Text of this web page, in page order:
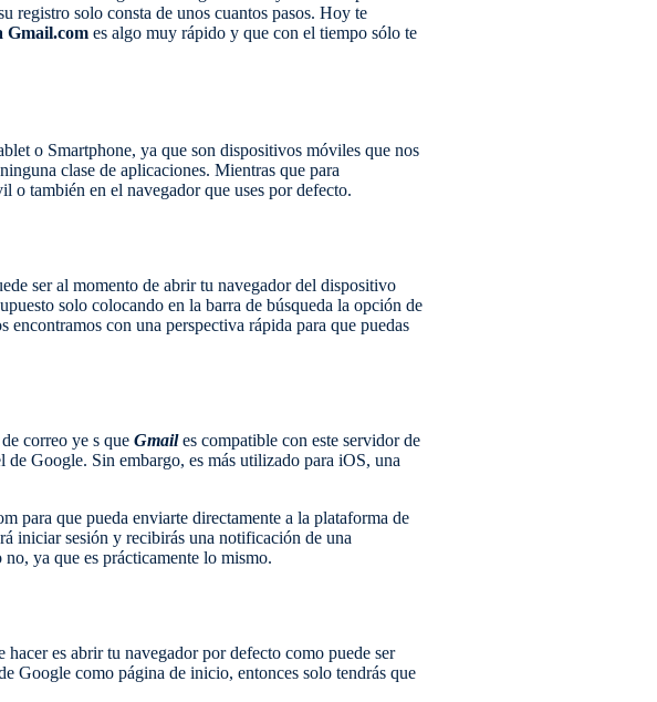
registro solo consta de unos cuantos pasos. Hoy te
Gmail.com es algo muy rápido y que con el tiempo sólo te
o Smartphone, ya que son dispositivos móviles que nos
clase de aplicaciones. Mientras que para
o también en el navegador que uses por defecto.
ser al momento de abrir tu navegador del dispositivo
solo colocando en la barra de búsqueda la opción de
encontramos con una perspectiva rápida para que puedas
correo ye s que Gmailes compatible con este servidor de
de Google. Sin embargo, es más utilizado para iOS, una
para que pueda enviarte directamente a la plataforma de
iniciar sesión y recibirás una notificación de una
ya que es prácticamente lo mismo.
es abrir tu navegador por defecto como puede ser
Google como página de inicio, entonces solo tendrás que